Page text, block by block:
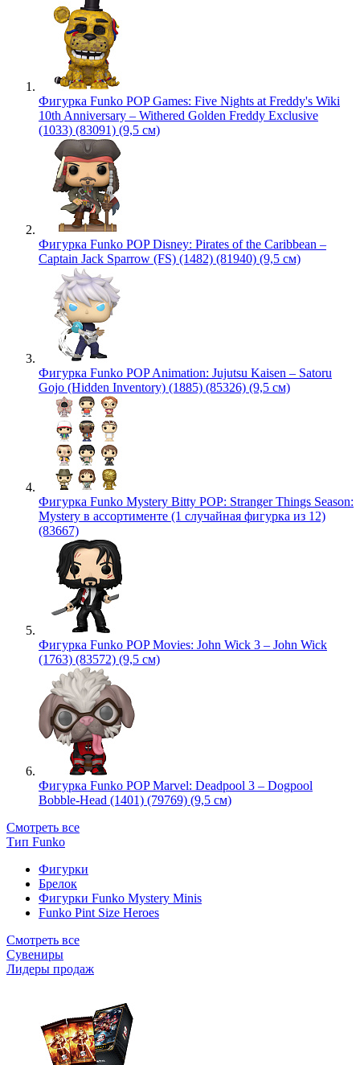
Фигурка Funko POP Games: Five Nights at Freddy's Wiki
10th Anniversary – Withered Golden Freddy Exclusive
(1033) (83091) (9,5 см)
Фигурка Funko POP Disney: Pirates of the Caribbean –
Captain Jack Sparrow (FS) (1482) (81940) (9,5 см)
Фигурка Funko POP Animation: Jujutsu Kaisen – Satoru
Gojo (Hidden Inventory) (1885) (85326) (9,5 см)
Фигурка Funko Mystery Bitty POP: Stranger Things Season:
Mystery в ассортименте (1 случайная фигурка из 12)
(83667)
Фигурка Funko POP Movies: John Wick 3 – John Wick
(1763) (83572) (9,5 см)
Фигурка Funko POP Marvel: Deadpool 3 – Dogpool
Bobble-Head (1401) (79769) (9,5 см)
Смотреть все
Тип Funko
Фигурки
Брелок
Фигурки Funko Mystery Minis
Funko Pint Size Heroes
Смотреть все
Сувениры
Лидеры продаж